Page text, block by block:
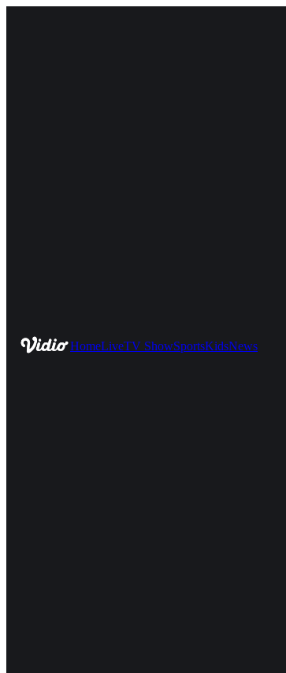
HomeLiveTV ShowSportsKidsNews